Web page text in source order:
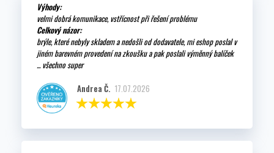
Výhody:
velmi dobrá komunikace, vstřícnost při řešení problému
Celkový názor:
brýle, které nebyly skladem a nedošli od dodavatele, mi eshop poslal v
jiném barevném provedení na zkoušku a pak poslali výměnný balíček
... všechno super
Andrea Č. 17.07.2026